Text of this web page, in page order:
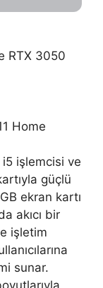
RTX 3050
Home
işlemcisi ve
güçlü
ekran kartı
akıcı bir
işletim
sunar.